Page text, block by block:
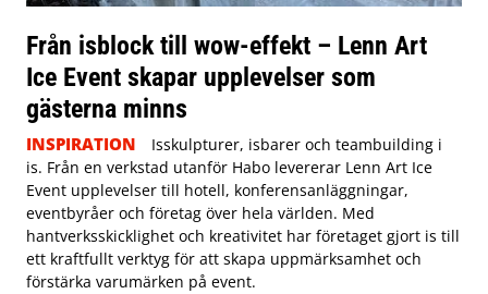
Från isblock till wow-effekt – Lenn Art
Ice Event skapar upplevelser som
gästerna minns
INSPIRATION
Isskulpturer, isbarer och teambuilding i
is. Från en verkstad utanför Habo levererar Lenn Art Ice
Event upplevelser till hotell, konferensanläggningar,
eventbyråer och företag över hela världen. Med
hantverksskicklighet och kreativitet har företaget gjort is till
ett kraftfullt verktyg för att skapa uppmärksamhet och
förstärka varumärken på event.